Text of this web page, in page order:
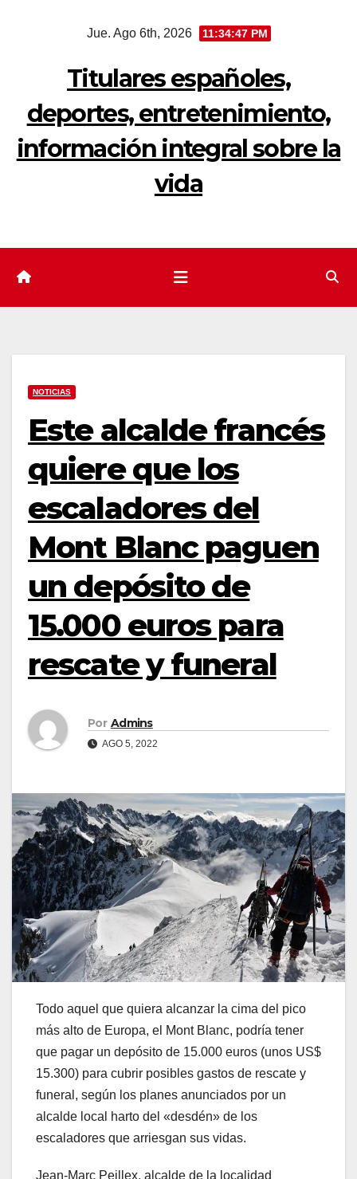
Jue. Ago 6th, 2026 11:34:48 PM
Titulares españoles,
deportes, entretenimiento,
información integral sobre la
vida
NOTICIAS
Este alcalde francés
quiere que los
escaladores del
Mont Blanc paguen
un depósito de
15.000 euros para
rescate y funeral
Por Admins
AGO 5, 2022
Todo aquel que quiera alcanzar la cima del pico
más alto de Europa, el Mont Blanc, podría tener
que pagar un depósito de 15.000 euros (unos US$
15.300) para cubrir posibles gastos de rescate y
funeral, según los planes anunciados por un
alcalde local harto del «desdén» de los
escaladores que arriesgan sus vidas.
Jean-Marc Peillex, alcalde de la localidad